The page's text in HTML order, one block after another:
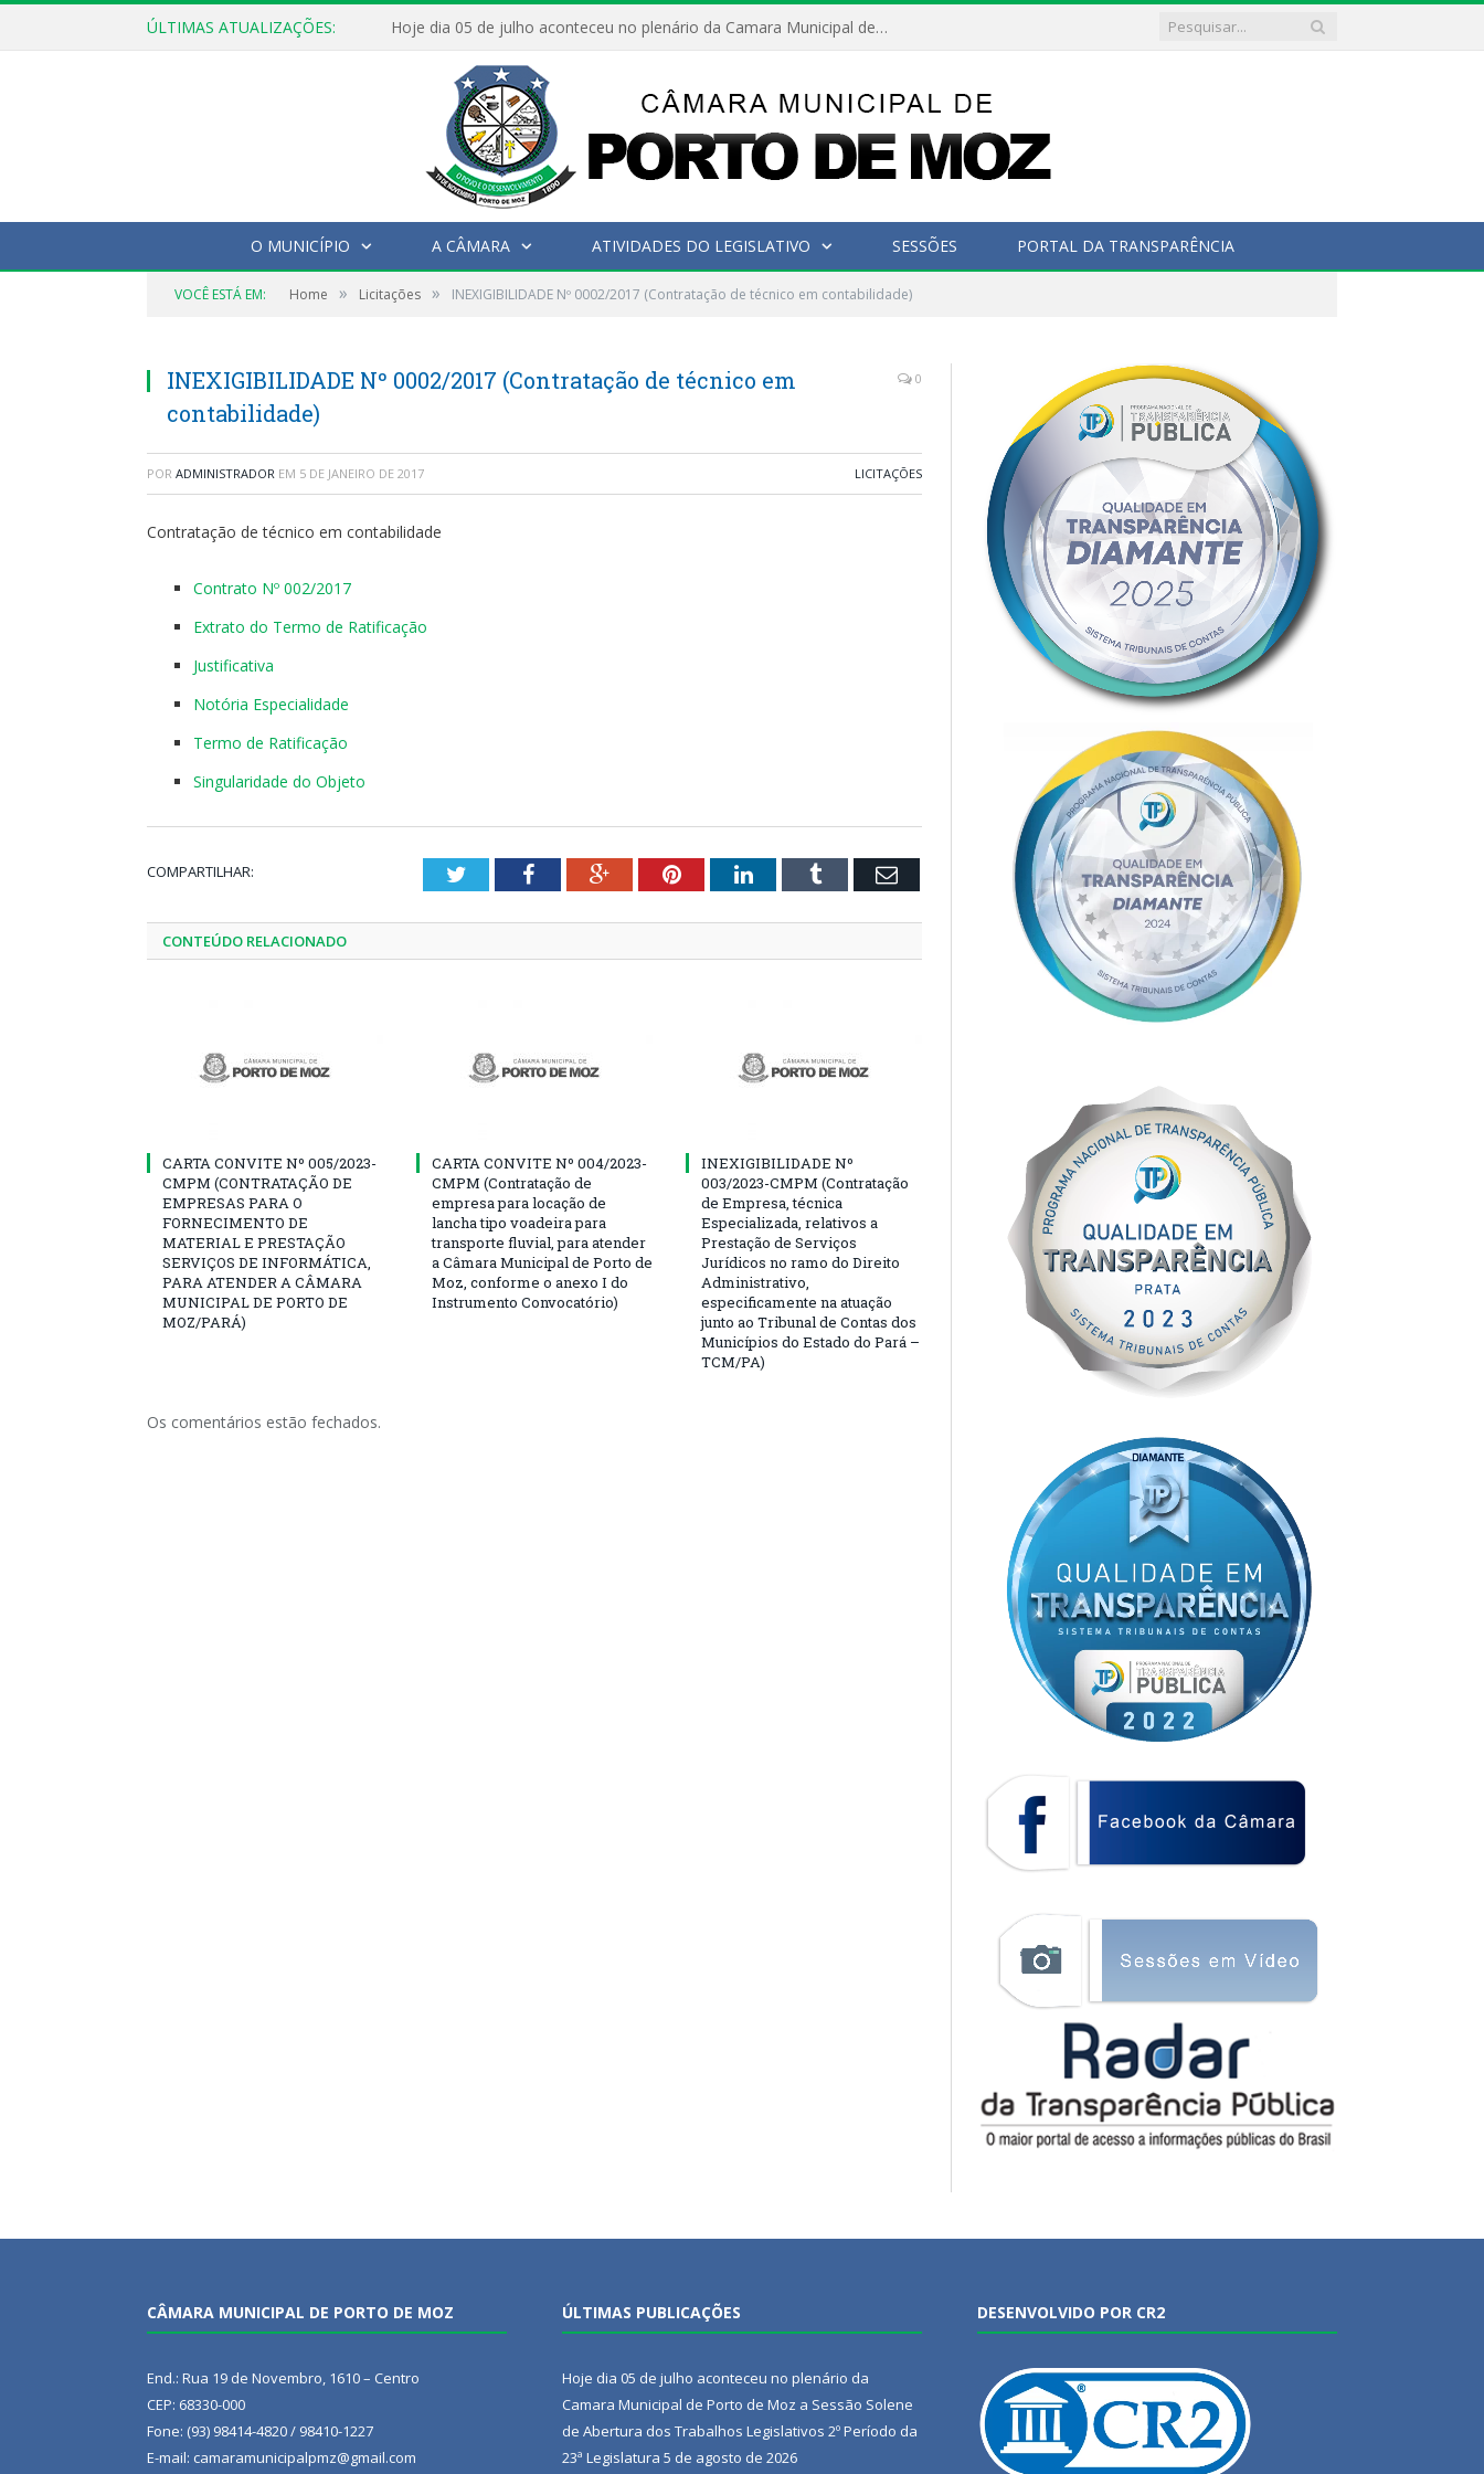
ÚLTIMAS ATUALIZAÇÕES: Hoje dia 05 de julho aconteceu no plenário da Camara Municipal de Porto de Moz a Sessão Solene de Abertura dos Trabalhos Legislativos 2º Período da 23ª Legislatura
O MUNICÍPIO A CÂMARA ATIVIDADES DO LEGISLATIVO SESSÕES PORTAL DA TRANSPARÊNCIA
VOCÊ ESTÁ EM: Home » Licitações » INEXIGIBILIDADE Nº 0002/2017 (Contratação de técnico em contabilidade)
INEXIGIBILIDADE Nº 0002/2017 (Contratação de técnico em
contabilidade)
0
POR ADMINISTRADOR EM 5 DE JANEIRO DE 2017 LICITAÇÕES
Contratação de técnico em contabilidade
Contrato Nº 002/2017
Extrato do Termo de Ratificação
Justificativa
Notória Especialidade
Termo de Ratificação
Singularidade do Objeto
COMPARTILHAR: TwitterFacebookGoogle+PinterestLinkedInTumblr Email
CONTEÚDO RELACIONADO
CARTA CONVITE Nº 005/2023-
CMPM (CONTRATAÇÃO DE
EMPRESAS PARA O
FORNECIMENTO DE
MATERIAL E PRESTAÇÃO
SERVIÇOS DE INFORMÁTICA,
PARA ATENDER A CÂMARA
MUNICIPAL DE PORTO DE
MOZ/PARÁ)
CARTA CONVITE Nº 004/2023-
CMPM (Contratação de
empresa para locação de
lancha tipo voadeira para
transporte fluvial, para atender
a Câmara Municipal de Porto de
Moz, conforme o anexo I do
Instrumento Convocatório)
INEXIGIBILIDADE Nº
003/2023-CMPM (Contratação
de Empresa, técnica
Especializada, relativos a
Prestação de Serviços
Jurídicos no ramo do Direito
Administrativo,
especificamente na atuação
junto ao Tribunal de Contas dos
Municípios do Estado do Pará –
TCM/PA)
Os comentários estão fechados.
CÂMARA MUNICIPAL DE PORTO DE MOZ
End.: Rua 19 de Novembro, 1610 – Centro
CEP: 68330-000
Fone: (93) 98414-4820 / 98410-1227
E-mail: camaramunicipalpmz@gmail.com
ÚLTIMAS PUBLICAÇÕES
Hoje dia 05 de julho aconteceu no plenário da
Camara Municipal de Porto de Moz a Sessão Solene
de Abertura dos Trabalhos Legislativos 2º Período da
23ª Legislatura 5 de agosto de 2026
DESENVOLVIDO POR CR2